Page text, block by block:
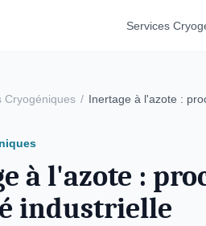
Services
Cryogéniques / Inertage à l'azote :
à l'azote :
industrielle